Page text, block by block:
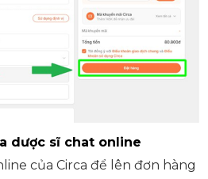
dược sĩ chat online
của Circa để lên đơn hàng